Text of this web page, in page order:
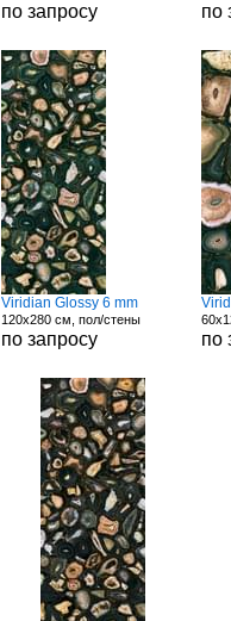
по запросу по
Viridian Glossy 6 mm
120x280 см, пол/стены
по запросу по